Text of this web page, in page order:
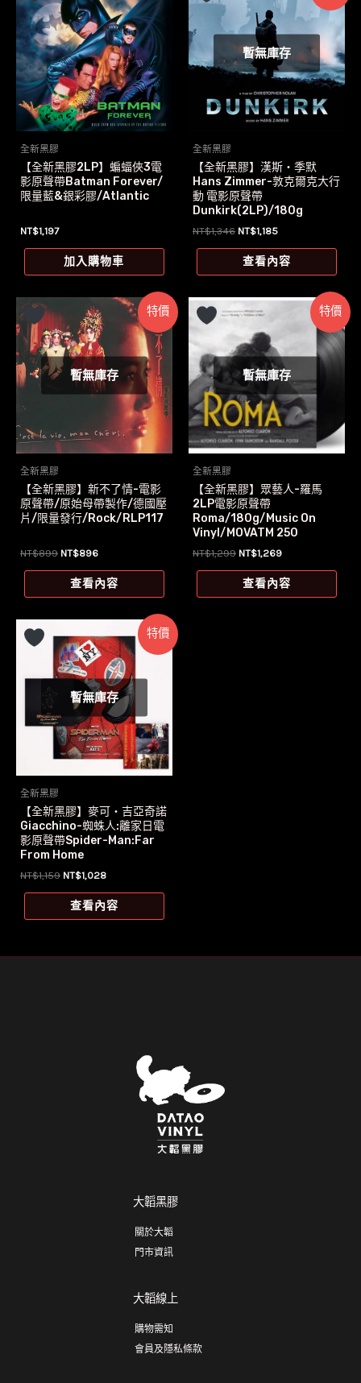
全新黑膠
【全新黑膠2LP】蝙蝠俠3電
影原聲帶Batman Forever/
限量藍&銀彩膠/Atlantic
NT$1,197
加入購物車
暫無庫存
全新黑膠
【全新黑膠】漢斯‧季默
Hans Zimmer-敦克爾克大行
動 電影原聲帶
Dunkirk(2LP)/180g
NT$1,346 原
價
格：
NT$1,185目
價
格：
查看內容
特價
暫無庫存
全新黑膠
【全新黑膠】新不了情-電影
原聲帶/原始母帶製作/德國壓
片/限量發行/Rock/RLP117
NT$899 原
格：
NT$896目
價
格：
查看內容
特價
暫無庫存
全新黑膠
【全新黑膠】眾藝人-羅馬
2LP電影原聲帶
Roma/180g/Music On
Vinyl/MOVATM 250
NT$1,299 原
價
格：
NT$1,269目
價
格：
查看內容
特價
暫無庫存
全新黑膠
【全新黑膠】麥可‧吉亞奇諾
Giacchino-蜘蛛人:離家日電
影原聲帶Spider-Man:Far
From Home
NT$1,159 原
價
格：
NT$1,028目
價
格：
查看內容
大韜黑膠
關於大韜
門市資訊
大韜線上
購物需知
會員及隱私條款